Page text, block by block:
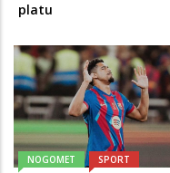
platu
NOGOMET SPORT